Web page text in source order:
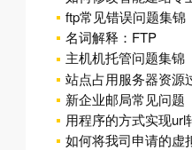
ftp常见错误问题集锦
名词解释：FTP
主机机托管问题集锦
站点占用服务器资源
新企业邮局常见问题
用程序的方式实现url
如何将我司申请的虚